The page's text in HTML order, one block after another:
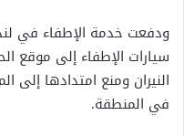
ودفعت خدمة الإطفاء في
سيارات الإطفاء إلى موقع
النيران ومنع امتدادها إلى
في المنطقة.